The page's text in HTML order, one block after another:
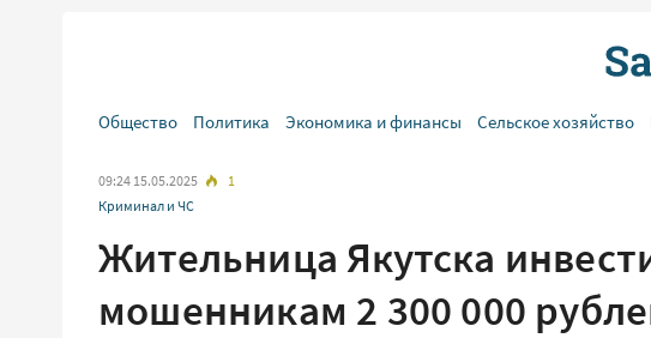
Общество Политика Экономика и финансы Сельское хозяйство
09:24 15.05.2025
1
Криминал и ЧС
Жительница Якутска
мошенникам 2 300 000